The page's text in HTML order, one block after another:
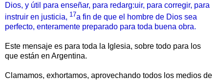
Dios, y útil para enseñar, para redarg:uir, para corregir, para
instruir en justicia, 17a fin de que el hombre de Dios sea
perfecto, enteramente preparado para toda buena obra.
Este mensaje es para toda la Iglesia, sobre todo para los
que están en Argentina.
Clamamos, exhortamos, aprovechando todos los medios de